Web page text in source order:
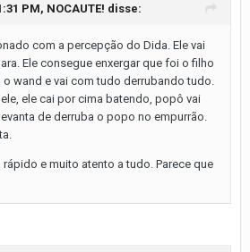
PM, NOCAUTE! disse:
com a percepção do Dida. Ele vai
Ele consegue enxergar que foi o filho
wand e vai com tudo derrubando tudo.
ele cai por cima batendo, popô vai
de derruba o popo no empurrão.
e muito atento a tudo. Parece que